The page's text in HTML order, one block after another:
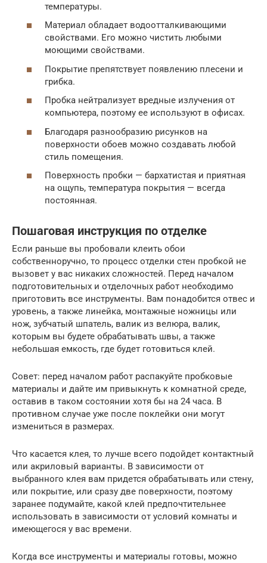
температуры.
Материал обладает водоотталкивающими
свойствами. Его можно чистить любыми
моющими свойствами.
Покрытие препятствует появлению плесени и
грибка.
Пробка нейтрализует вредные излучения от
компьютера, поэтому ее используют в офисах.
Благодаря разнообразию рисунков на
поверхности обоев можно создавать любой
стиль помещения.
Поверхность пробки — бархатистая и приятная
на ощупь, температура покрытия — всегда
постоянная.
Пошаговая инструкция по отделке
Если раньше вы пробовали клеить обои
собственноручно, то процесс отделки стен пробкой не
вызовет у вас никаких сложностей. Перед началом
подготовительных и отделочных работ необходимо
приготовить все инструменты. Вам понадобится отвес и
уровень, а также линейка, монтажные ножницы или
нож, зубчатый шпатель, валик из велюра, валик,
которым вы будете обрабатывать швы, а также
небольшая емкость, где будет готовиться клей.
Совет: перед началом работ распакуйте пробковые
материалы и дайте им привыкнуть к комнатной среде,
оставив в таком состоянии хотя бы на 24 часа. В
противном случае уже после поклейки они могут
измениться в размерах.
Что касается клея, то лучше всего подойдет контактный
или акриловый варианты. В зависимости от
выбранного клея вам придется обрабатывать или стену,
или покрытие, или сразу две поверхности, поэтому
заранее подумайте, какой клей предпочтительнее
использовать в зависимости от условий комнаты и
имеющегося у вас времени.
Когда все инструменты и материалы готовы, можно